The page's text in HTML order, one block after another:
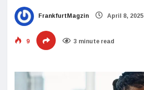
FrankfurtMagzin April 8, 2025
9 3 minute read